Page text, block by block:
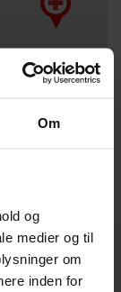
Om
og
medier og til
om
inden for